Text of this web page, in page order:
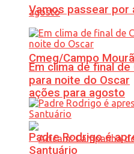
Cmeg/Campo
ações para agosto
Vamos passear por
Em clima de final
para noite do Oscar
Padre Rodrigo é
Santuário